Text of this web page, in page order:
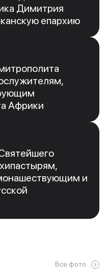
Димитрия
епархию
Африки
и
Все фото